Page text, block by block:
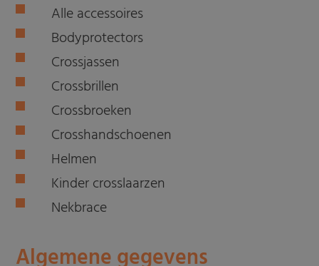
Alle accessoires
Bodyprotectors
Crossjassen
Crossbrillen
Crossbroeken
Crosshandschoenen
Helmen
Kinder crosslaarzen
Nekbrace
Algemene gegevens